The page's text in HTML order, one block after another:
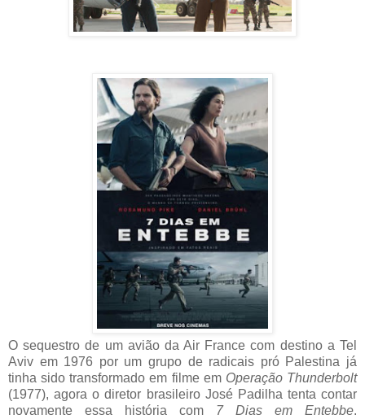
O sequestro de um avião da Air France com destino a Tel
Aviv em 1976 por um grupo de radicais pró Palestina já
tinha sido transformado em filme em Operação Thunderbolt
(1977), agora o diretor brasileiro José Padilha tenta contar
novamente essa história com 7 Dias em Entebbe.